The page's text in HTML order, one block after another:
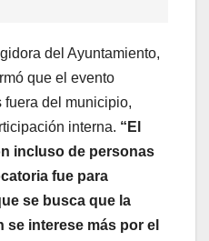
del Ayuntamiento,
que el evento
fuera del municipio,
interna. “El
incluso de personas
fue para
se busca que la
interese más por el